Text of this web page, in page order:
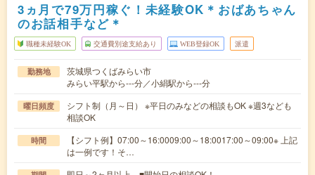
3ヵ月で79万円稼ぐ！未経験OK＊おばあちゃん
のお話相手など＊
職種未経験OK 交通費別途支給あり WEB登録OK 派遣
勤務地
茨城県つくばみらい市
みらい平駅から---分／小絹駅から---分
曜日頻度
シフト制（月～日） ※平日のみなどの相談もOK ※週3なども
相談OK
時間
【シフト例】07:00～16:0009:00～18:0017:00～09:00※ 上記
は一例です！そ…